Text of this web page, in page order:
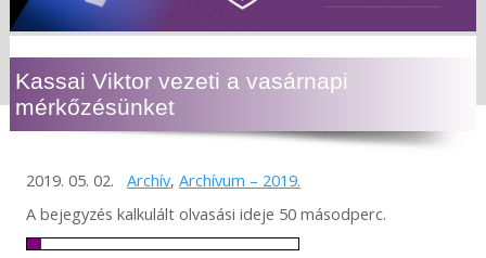
Kassai Viktor vezeti a vasárnapi
mérkőzésünket
2019. 05. 02. Archív, Archívum – 2019.
A bejegyzés kalkulált olvasási ideje 50 másodperc.